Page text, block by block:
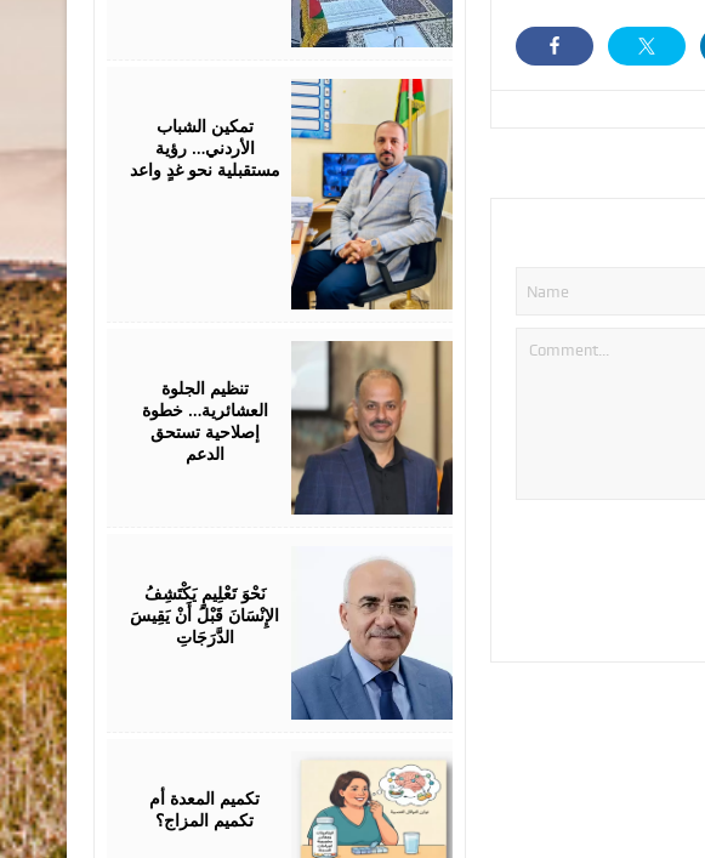
تمكين الشباب
الأردني… رؤية
مستقبلية نحو غدٍ واعد
تنظيم الجلوة
العشائرية… خطوة
إصلاحية تستحق
الدعم
نَحْوَ تَعْلِيمٍ يَكْتَشِفُ
الإِنْسَانَ قَبْلَ أَنْ يَقِيسَ
الدَّرَجَاتِ
تكميم المعدة أم
تكميم المزاج؟